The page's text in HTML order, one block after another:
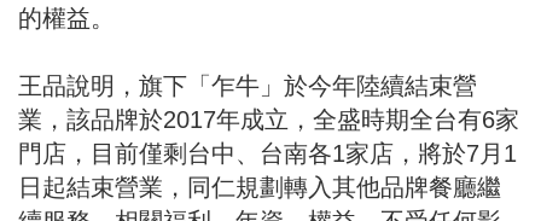
的權益。
王品說明，旗下「乍牛」於今年陸續結束營
業，該品牌於2017年成立，全盛時期全台有6家
門店，目前僅剩台中、台南各1家店，將於7月1
日起結束營業，同仁規劃轉入其他品牌餐廳繼